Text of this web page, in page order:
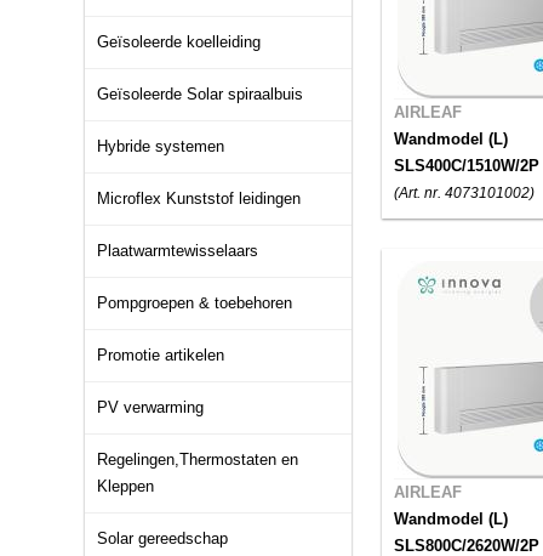
Geïsoleerde koelleiding
Geïsoleerde Solar spiraalbuis
Hybride systemen
Microflex Kunststof leidingen
Plaatwarmtewisselaars
Pompgroepen & toebehoren
Promotie artikelen
PV verwarming
Regelingen,Thermostaten en
Kleppen
Solar gereedschap
AIRLEAF
Wandmodel (L)
SLS400C/1510W/2P
(Art. nr. 4073101002)
AIRLEAF
Wandmodel (L)
SLS800C/2620W/2P